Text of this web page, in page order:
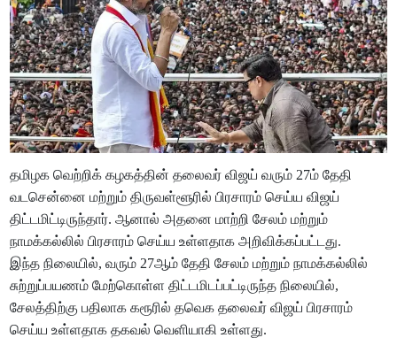
தமிழக வெற்றிக் கழகத்தின் தலைவர் விஜய் வரும் 27ம் தேதி
வடசென்னை மற்றும் திருவள்ளூரில் பிரசாரம் செய்ய விஜய்
திட்டமிட்டிருந்தார். ஆனால் அதனை மாற்றி சேலம் மற்றும்
நாமக்கல்லில் பிரசாரம் செய்ய உள்ளதாக அறிவிக்கப்பட்டது.
இந்த நிலையில், வரும் 27ஆம் தேதி சேலம் மற்றும் நாமக்கல்லில்
சுற்றுப்பயணம் மேற்கொள்ள திட்டமிடப்பட்டிருந்த நிலையில்,
சேலத்திற்கு பதிலாக கரூரில் தவெக தலைவர் விஜய் பிரசாரம்
செய்ய உள்ளதாக தகவல் வெளியாகி உள்ளது.